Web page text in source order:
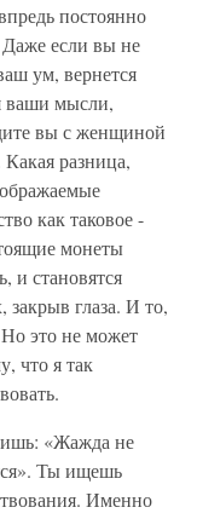
постоянно
Даже если вы не
ум, вернется
ваши мысли,
вы с женщиной
разница,
как таковое -
монеты
и становятся
глаза. И то,
это не может
что я так
«Жажда не
Ты ищешь
Именно